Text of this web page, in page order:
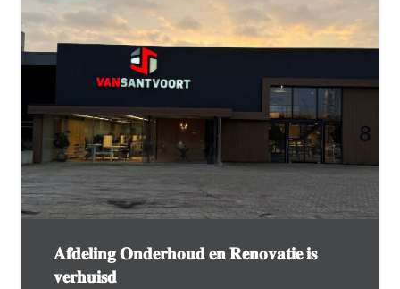
𝐀𝐟𝐝𝐞𝐥𝐢𝐧𝐠 𝐎𝐧𝐝𝐞𝐫𝐡𝐨𝐮𝐝 𝐞𝐧 𝐑𝐞𝐧𝐨𝐯𝐚𝐭𝐢𝐞 𝐢𝐬
𝐯𝐞𝐫𝐡𝐮𝐢𝐬𝐝